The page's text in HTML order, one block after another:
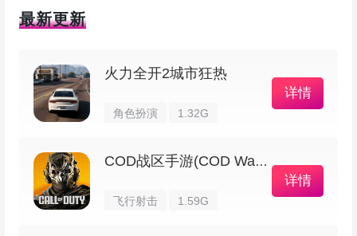
按键宽度不拘一格，谱面判定也很精准，有交
现代化的调整，玩的时候会觉得又熟悉又新鲜。
新增了「上滑」的操作，有时候和角色的表演
谱面从「EASY」到「MASTER」总共有5个
最新更新
火力全开2城市狂热
角色扮演 1.32G
详情
COD战区手游(COD Warzone)
飞行射击 1.59G
详情